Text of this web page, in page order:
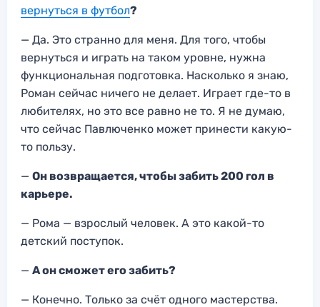
вернуться в футбол?
— Да. Это странно для меня. Для того, чтобы
вернуться и играть на таком уровне, нужна
функциональная подготовка. Насколько я знаю,
Роман сейчас ничего не делает. Играет где-то в
любителях, но это все равно не то. Я не думаю,
что сейчас Павлюченко может принести какую-
то пользу.
— Он возвращается, чтобы забить 200 гол в
карьере.
— Рома — взрослый человек. А это какой-то
детский поступок.
— А он сможет его забить?
— Конечно. Только за счёт одного мастерства.